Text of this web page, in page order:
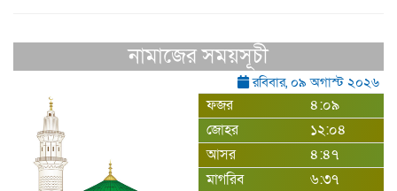
নামাজের সময়সূচী
রবিবার, ০৯ অগাস্ট ২০২৬
ফজর
৪:০৯
জোহর
১২:০৪
আসর
৪:৪৭
মাগরিব
৬:৩৭